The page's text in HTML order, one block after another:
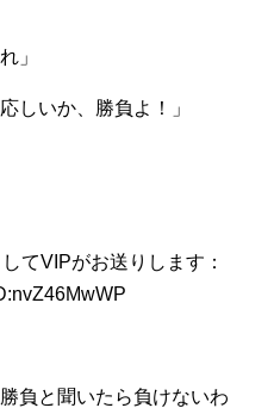
」
しいか、勝負よ！」
てVIPがお送りします：
負と聞いたら負けないわ